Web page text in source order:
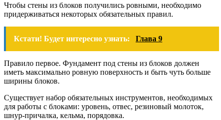
Чтобы стены из блоков получились ровными, необходимо
придерживаться некоторых обязательных правил.
Кстати! Будет интересно узнать: Глава 9
Правило первое. Фундамент под стены из блоков должен
иметь максимально ровную поверхность и быть чуть больше
ширины блоков.
Существует набор обязательных инструментов, необходимых
для работы с блоками: уровень, отвес, резиновый молоток,
шнур-причалка, кельма, порядовка.